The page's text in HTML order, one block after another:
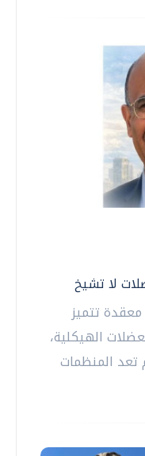
لا تشيخ
معقدة تتميز
الهيكلية،
تعد المنظمات